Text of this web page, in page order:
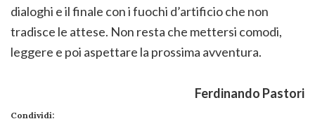
dialoghi e il finale con i fuochi d’artificio che non
tradisce le attese. Non resta che mettersi comodi,
leggere e poi aspettare la prossima avventura.
Ferdinando Pastori
Condividi: